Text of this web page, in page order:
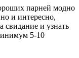
парней модно
и интересно,
свидание и узнать
5-10